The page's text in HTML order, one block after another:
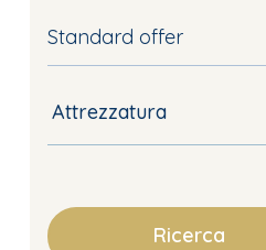
Standard offer
Attrezzatura
Ricerca